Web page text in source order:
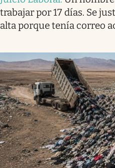
trabajar por 17 días. Se
alta porque tenía correo